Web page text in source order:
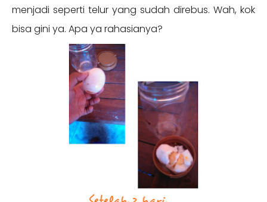
menjadi seperti telur yang sudah direbus. Wah, kok
bisa gini ya. Apa ya rahasianya?